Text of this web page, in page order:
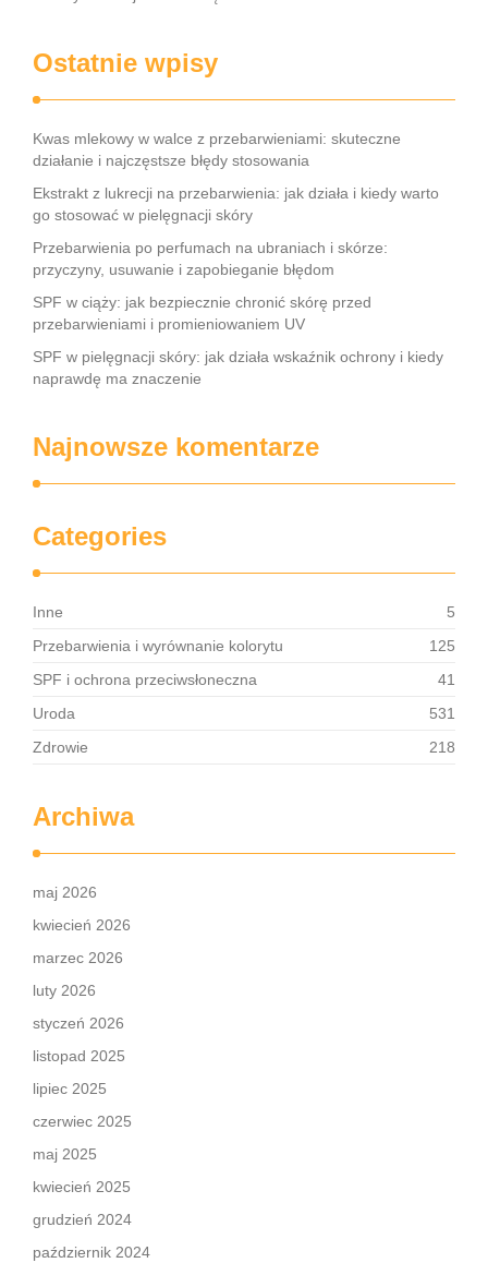
Ostatnie wpisy
Kwas mlekowy w walce z przebarwieniami: skuteczne
działanie i najczęstsze błędy stosowania
Ekstrakt z lukrecji na przebarwienia: jak działa i kiedy warto
go stosować w pielęgnacji skóry
Przebarwienia po perfumach na ubraniach i skórze:
przyczyny, usuwanie i zapobieganie błędom
SPF w ciąży: jak bezpiecznie chronić skórę przed
przebarwieniami i promieniowaniem UV
SPF w pielęgnacji skóry: jak działa wskaźnik ochrony i kiedy
naprawdę ma znaczenie
Najnowsze komentarze
Categories
Inne
5
Przebarwienia i wyrównanie kolorytu
125
SPF i ochrona przeciwsłoneczna
41
Uroda
531
Zdrowie
218
Archiwa
maj 2026
kwiecień 2026
marzec 2026
luty 2026
styczeń 2026
listopad 2025
lipiec 2025
czerwiec 2025
maj 2025
kwiecień 2025
grudzień 2024
październik 2024